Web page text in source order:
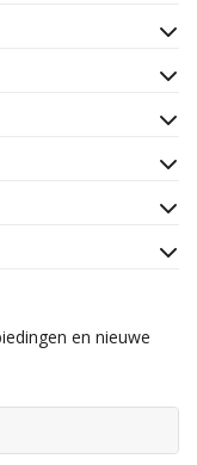
en nieuwe